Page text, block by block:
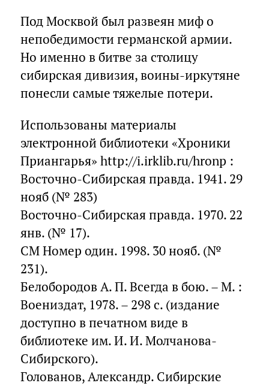
Под Москвой был развеян миф о
непобедимости германской армии.
Но именно в битве за столицу
сибирская дивизия, воины-иркутяне
понесли самые тяжелые потери.
Использованы материалы
электронной библиотеки «Хроники
Приангарья» http://i.irklib.ru/hronp :
Восточно-Сибирская правда. 1941. 29
нояб (№ 283)
Восточно-Сибирская правда. 1970. 22
янв. (№ 17).
СМ Номер один. 1998. 30 нояб. (№
231).
Белобородов А. П. Всегда в бою. – М. :
Воениздат, 1978. – 298 с. (издание
доступно в печатном виде в
библиотеке им. И. И. Молчанова-
Сибирского).
Голованов, Александр. Сибирские